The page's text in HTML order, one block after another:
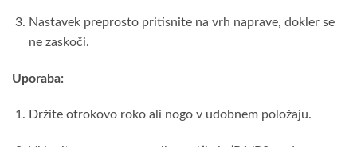
Nastavek preprosto pritisnite na vrh naprave, dokler se
ne zaskoči.
Uporaba:
Držite otrokovo roko ali nogo v udobnem položaju.